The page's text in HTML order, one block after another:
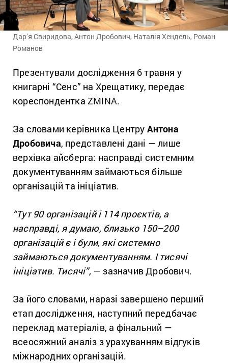
Дар’я Свиридова, Антон Дробович, Наталія Хендель, Роман
Романов
Презентували дослідження 6 травня у
книгарні “Сенс” на Хрещатику, передає
кореспондентка ZMINA.
За словами керівника Центру Антона
Дробовича, представлені дані — лише
верхівка айсберга: насправді системним
документуванням займаються більше
організацій та ініціатив.
“Тут 90 організацій і 114 проєктів, а
насправді, я думаю, близько 150–200
організацій є і були, які системно
займаються документуванням. І тисячі
ініціатив. Тисячі”,— зазначив Дробович.
За його словами, наразі завершено перший
етап дослідження, наступний передбачає
переклад матеріалів, а фінальний —
всеосяжний аналіз з урахуванням відгуків
міжнародних організацій.